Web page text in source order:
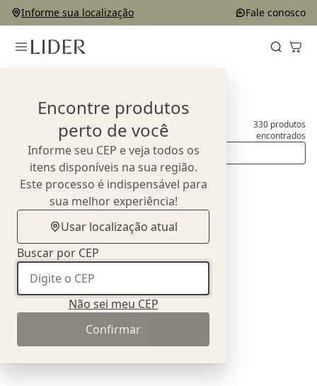
Informe sua localização Fale conosco
Encontre produtos
perto de você
Informe seu CEP e veja todos os
itens disponíveis na sua região.
Este processo é indispensável para
sua melhor experiência!
Usar localização atual
Buscar por CEP
Não sei meu CEP
Confirmar
Produtos 330 produtos
encontrados
Ordenar